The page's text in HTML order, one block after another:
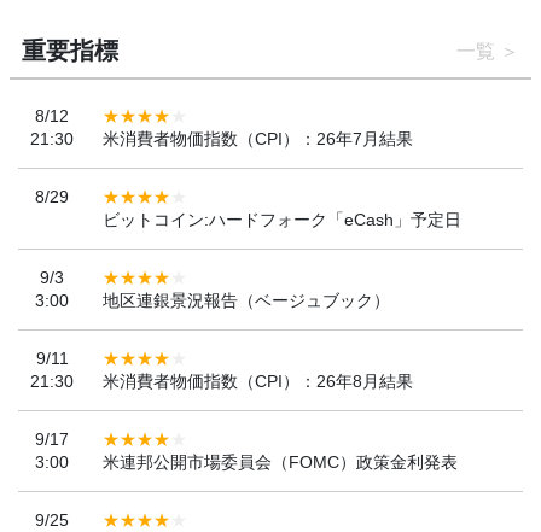
重要指標 一覧
8/12
21:30
米消費者物価指数（CPI）：26年7月結果
8/29
ビットコイン:ハードフォーク「eCash」予定日
9/3
3:00
地区連銀景況報告（ベージュブック）
9/11
21:30
米消費者物価指数（CPI）：26年8月結果
9/17
3:00
米連邦公開市場委員会（FOMC）政策金利発表
9/25